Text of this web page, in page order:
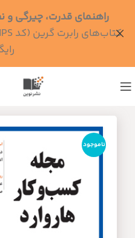
ناموجود
راهنمای قدرت، چیرگی و